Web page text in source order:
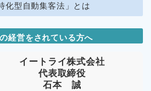
化型自動集客法」とは
経営をされている方へ
イートライ株式会社
代表取締役
石本 誠